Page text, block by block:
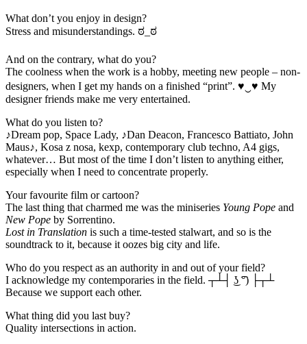
What don’t you enjoy in design?
Stress and misunderstandings. ಠ_ಠ
And on the contrary, what do you?
The coolness when the work is a hobby, meeting new people – non-
designers, when I get my hands on a finished “print”. ♥‿♥ My
designer friends make me very entertained.
What do you listen to?
♪Dream pop, Space Lady, ♪Dan Deacon, Francesco Battiato, John
Maus♪, Kosa z nosa, kexp, contemporary club techno, A4 gigs,
whatever… But most of the time I don’t listen to anything either,
especially when I need to concentrate properly.
Your favourite film or cartoon?
The last thing that charmed me was the miniseries Young Pope and
New Pope by Sorrentino.
Lost in Translation is such a time-tested stalwart, and so is the
soundtrack to it, because it oozes big city and life.
Who do you respect as an authority in and out of your field?
I acknowledge my contemporaries in the field. ┬┴┤ ͜ʖ ͡°) ├┬┴
Because we support each other.
What thing did you last buy?
Quality intersections in action.